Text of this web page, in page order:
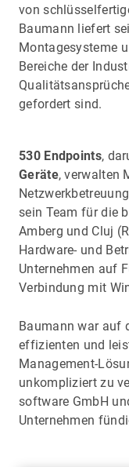
von
Baumann liefert
Montagesysteme
Bereiche der
gefordert sind.
530 Endpoints,
Geräte, verwalten
sein Team für die
Amberg und Cluj
Hardware- und
Unternehmen auf
Verbindung mit
Baumann war auf
effizienten und
Management-
unkompliziert zu
software GmbH
Unternehmen